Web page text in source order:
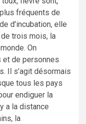
fréquents de
d’incubation, elle
trois mois, la
On
de personnes
Il s’agit désormais
tous les pays
endiguer la
a la distance
la